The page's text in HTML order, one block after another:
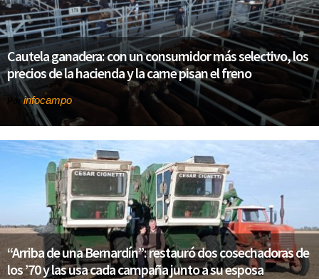
Cautela ganadera: con un consumidor más selectivo, los
precios de la hacienda y la carne pisan el freno
Por infocampo
“Arriba de una Bernardín”: restauró dos cosechadoras de
los ’70 y las usa cada campaña junto a su esposa